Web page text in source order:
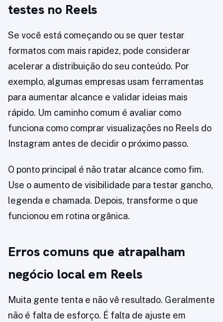
testes no Reels
Se você está começando ou se quer testar
formatos com mais rapidez, pode considerar
acelerar a distribuição do seu conteúdo. Por
exemplo, algumas empresas usam ferramentas
para aumentar alcance e validar ideias mais
rápido. Um caminho comum é avaliar como
funciona como comprar visualizações no Reels do
Instagram antes de decidir o próximo passo.
O ponto principal é não tratar alcance como fim.
Use o aumento de visibilidade para testar gancho,
legenda e chamada. Depois, transforme o que
funcionou em rotina orgânica.
Erros comuns que atrapalham
negócio local em Reels
Muita gente tenta e não vê resultado. Geralmente
não é falta de esforço. É falta de ajuste em